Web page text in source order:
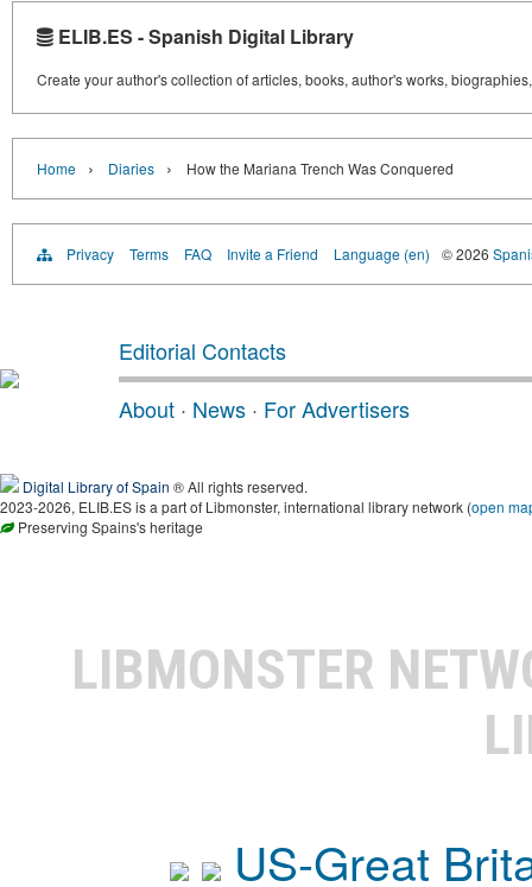
ELIB.ES - Spanish Digital Library
Create your author's collection of articles, books, author's works,
Home › Diaries › How the Mariana Trench Was Conquered
Privacy Terms FAQ Invite a Friend Language (en) © 2026
Editorial Contacts
About · News · For Advertisers
Digital Library of Spain ® All rights reserved.
2023-2026, ELIB.ES is a part of Libmonster, international library network (open
Preserving Spains's heritage
LIBMONSTER
US-Great